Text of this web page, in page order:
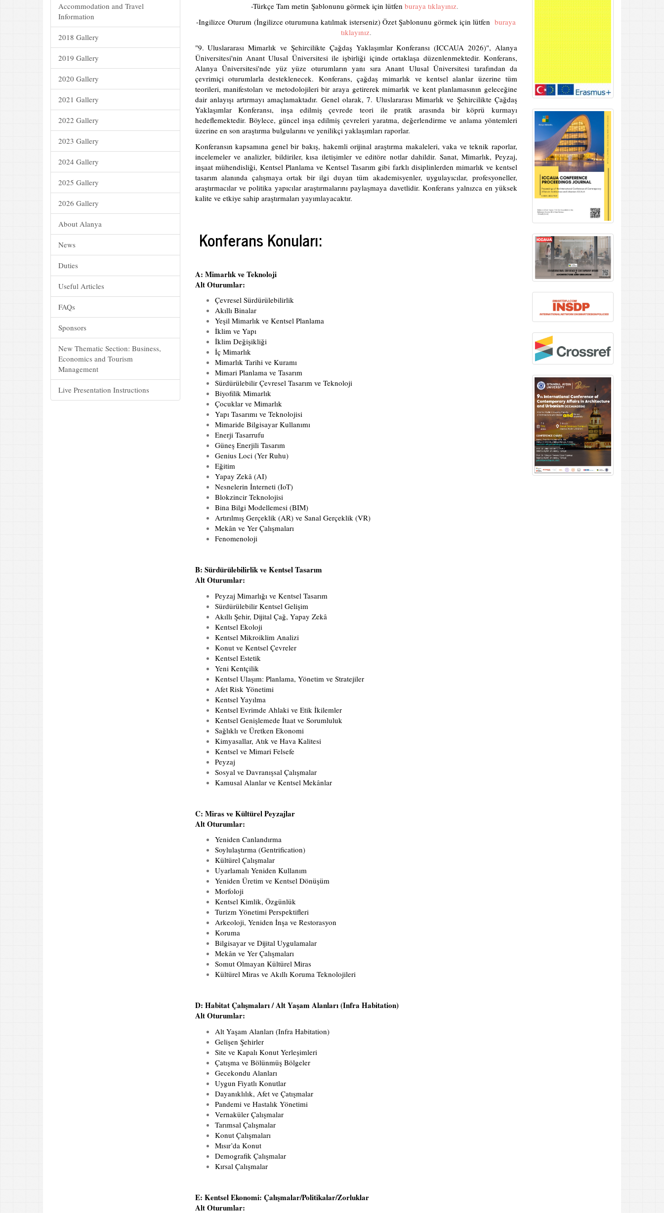
Accommodation and Travel
Information
2018 Gallery
2019 Gallery
2020 Gallery
2021 Gallery
2022 Gallery
2023 Gallery
2024 Gallery
2025 Gallery
2026 Gallery
About Alanya
News
Duties
Useful Articles
FAQs
Sponsors
New Thematic Section: Business,
Economics and Tourism
Management
Live Presentation Instructions
-Türkçe Tam metin Şablonunu görmek için lütfen buraya tıklayınız.
-Ingilizce Oturum (İngilizce oturumuna katılmak isterseniz) Özet Şablonunu görmek için lütfenburaya
tıklayınız.
"9. Uluslararası Mimarlık ve Şehircilikte Çağdaş Yaklaşımlar Konferansı (ICCAUA 2026)", Alanya
Üniversitesi'nin Anant Ulusal Üniversitesi ile işbirliği içinde ortaklaşa düzenlenmektedir. Konferans,
Alanya Üniversitesi'nde yüz yüze oturumların yanı sıra Anant Ulusal Üniversitesi tarafından da
çevrimiçi oturumlarla desteklenecek. Konferans, çağdaş mimarlık ve kentsel alanlar üzerine tüm
teorileri, manifestoları ve metodolojileri bir araya getirerek mimarlık ve kent planlamasının geleceğine
dair anlayışı artırmayı amaçlamaktadır. Genel olarak, 7. Uluslararası Mimarlık ve Şehircilikte Çağdaş
Yaklaşımlar Konferansı, inşa edilmiş çevrede teori ile pratik arasında bir köprü kurmayı
hedeflemektedir. Böylece, güncel inşa edilmiş çevreleri yaratma, değerlendirme ve anlama yöntemleri
üzerine en son araştırma bulgularını ve yenilikçi yaklaşımları raporlar.
Konferansın kapsamına genel bir bakış, hakemli orijinal araştırma makaleleri, vaka ve teknik raporlar,
incelemeler ve analizler, bildiriler, kısa iletişimler ve editöre notlar dahildir. Sanat, Mimarlık, Peyzaj,
inşaat mühendisliği, Kentsel Planlama ve Kentsel Tasarım gibi farklı disiplinlerden mimarlık ve kentsel
tasarım alanında çalışmaya ortak bir ilgi duyan tüm akademisyenler, uygulayıcılar, profesyoneller,
araştırmacılar ve politika yapıcılar araştırmalarını paylaşmaya davetlidir. Konferans yalnızca en yüksek
kalite ve etkiye sahip araştırmaları yayımlayacaktır.
Konferans Konuları:
A: Mimarlık ve Teknoloji
Alt Oturumlar:
Çevresel Sürdürülebilirlik
Akıllı Binalar
Yeşil Mimarlık ve Kentsel Planlama
İklim ve Yapı
İklim Değişikliği
İç Mimarlık
Mimarlık Tarihi ve Kuramı
Mimari Planlama ve Tasarım
Sürdürülebilir Çevresel Tasarım ve Teknoloji
Biyofilik Mimarlık
Çocuklar ve Mimarlık
Yapı Tasarımı ve Teknolojisi
Mimaride Bilgisayar Kullanımı
Enerji Tasarrufu
Güneş Enerjili Tasarım
Genius Loci (Yer Ruhu)
Eğitim
Yapay Zekâ (AI)
Nesnelerin İnterneti (IoT)
Blokzincir Teknolojisi
Bina Bilgi Modellemesi (BIM)
Artırılmış Gerçeklik (AR) ve Sanal Gerçeklik (VR)
Mekân ve Yer Çalışmaları
Fenomenoloji
B: Sürdürülebilirlik ve Kentsel Tasarım
Alt Oturumlar:
Peyzaj Mimarlığı ve Kentsel Tasarım
Sürdürülebilir Kentsel Gelişim
Akıllı Şehir, Dijital Çağ, Yapay Zekâ
Kentsel Ekoloji
Kentsel Mikroiklim Analizi
Konut ve Kentsel Çevreler
Kentsel Estetik
Yeni Kentçilik
Kentsel Ulaşım: Planlama, Yönetim ve Stratejiler
Afet Risk Yönetimi
Kentsel Yayılma
Kentsel Evrimde Ahlaki ve Etik İkilemler
Kentsel Genişlemede İtaat ve Sorumluluk
Sağlıklı ve Üretken Ekonomi
Kimyasallar, Atık ve Hava Kalitesi
Kentsel ve Mimari Felsefe
Peyzaj
Sosyal ve Davranışsal Çalışmalar
Kamusal Alanlar ve Kentsel Mekânlar
C: Miras ve Kültürel Peyzajlar
Alt Oturumlar:
Yeniden Canlandırma
Soylulaştırma (Gentrification)
Kültürel Çalışmalar
Uyarlamalı Yeniden Kullanım
Yeniden Üretim ve Kentsel Dönüşüm
Morfoloji
Kentsel Kimlik, Özgünlük
Turizm Yönetimi Perspektifleri
Arkeoloji, Yeniden İnşa ve Restorasyon
Koruma
Bilgisayar ve Dijital Uygulamalar
Mekân ve Yer Çalışmaları
Somut Olmayan Kültürel Miras
Kültürel Miras ve Akıllı Koruma Teknolojileri
D: Habitat Çalışmaları / Alt Yaşam Alanları (Infra Habitation)
Alt Oturumlar:
Alt Yaşam Alanları (Infra Habitation)
Gelişen Şehirler
Site ve Kapalı Konut Yerleşimleri
Çatışma ve Bölünmüş Bölgeler
Gecekondu Alanları
Uygun Fiyatlı Konutlar
Dayanıklılık, Afet ve Çatışmalar
Pandemi ve Hastalık Yönetimi
Vernaküler Çalışmalar
Tarımsal Çalışmalar
Konut Çalışmaları
Mısır’da Konut
Demografik Çalışmalar
Kırsal Çalışmalar
E: Kentsel Ekonomi: Çalışmalar/Politikalar/Zorluklar
Alt Oturumlar: